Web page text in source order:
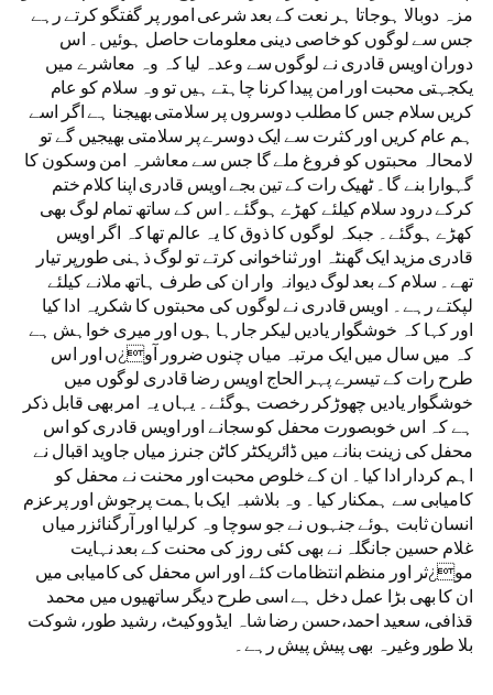
مزہ دوبالا ہوجاتا ہر نعت کے بعد شرعی امور پر گفتگو کرتے رہے
جس سے لوگوں کو خاصی دینی معلومات حاصل ہوئیں۔ اس
دوران اویس قادری نے لوگوں سے وعدہ لیا کہ وہ معاشرے میں
یکجہتی محبت اور امن پیدا کرنا چاہتے ہیں تو وہ سلام کو عام
کریں سلام جس کا مطلب دوسروں پر سلامتی بھیجنا ہے اگر اسے
ہم عام کریں اور کثرت سے ایک دوسرے پر سلامتی بھیجیں گے تو
لامحالہ محبتوں کو فروغ ملے گا جس سے معاشرہ امن وسکون کا
گہوارا بنے گا۔ ٹھیک رات کے تین بجے اویس قادری اپنا کلام ختم
کرکے درود سلام کیلئے کھڑے ہوگئے۔اس کے ساتھ تمام لوگ بھی
کھڑے ہوگئے۔ جبکہ لوگوں کا ذوق کا یہ عالم تھا کہ اگر اویس
قادری مزید ایک گھنٹہ اور ثناخوانی کرتے تو لوگ ذہنی طورپر تیار
تھے۔ سلام کے بعد لوگ دیوانہ وار ان کی طرف ہاتھ ملانے کیلئے
لپکتے رہے۔ اویس قادری نے لوگوں کی محبتوں کا شکریہ ادا کیا
اور کہا کہ خوشگوار یادیں لیکر جارہا ہوں اور میری خواہش ہے
کہ میں سال میں ایک مرتبہ میاں چنوں ضرور آو¿ں اور اس
طرح رات کے تیسرے پہر الحاج اویس رضا قادری لوگوں میں
خوشگوار یادیں چھوڑکر رخصت ہوگئے۔ یہاں یہ امر بھی قابل ذکر
ہے کہ اس خوبصورت محفل کو سجانے اور اویس قادری کو اس
محفل کی زینت بنانے میں ڈائریکٹر کاٹن جنرز میاں جاوید اقبال نے
اہم کردار ادا کیا۔ ان کے خلوص محبت اور محنت نے محفل کو
کامیابی سے ہمکنار کیا۔ وہ بلاشبہ ایک باہمت پرجوش اور پرعزم
انسان ثابت ہوئے جنہوں نے جو سوچا وہ کرلیا اور آرگنائزر میاں
غلام حسین جانگلہ نے بھی کئی روز کی محنت کے بعد نہایت
مو¿ثر اور منظم انتظامات کئے اور اس محفل کی کامیابی میں
ان کا بھی بڑا عمل دخل ہے اسی طرح دیگر ساتھیوں میں محمد
قذافی، سعید احمد،حسن رضا شاہ ایڈووکیٹ، رشید طور، شوکت
بلا طور وغیرہ بھی پیش پیش رہے۔